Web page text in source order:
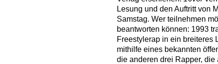
Lesung und den Auftritt von
Samstag. Wer teilnehmen
beantworten können: 1993
Freestylerap in ein breiteres
mithilfe eines bekannten
die anderen drei Rapper,